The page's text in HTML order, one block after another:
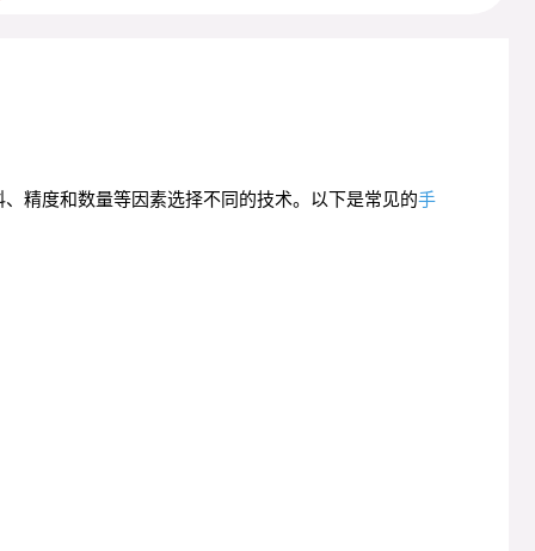
精度和数量等因素选择不同的技术。以下是常见的手